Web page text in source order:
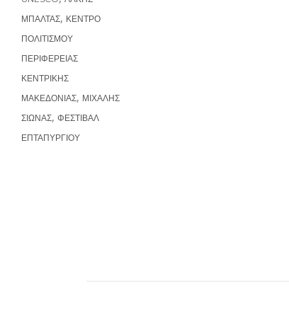
ΜΠΑΛΤΑΣ, ΚΕΝΤΡΟ
ΠΟΛΙΤΙΣΜΟΥ
ΠΕΡΙΦΕΡΕΙΑΣ
ΚΕΝΤΡΙΚΗΣ
ΜΑΚΕΔΟΝΙΑΣ, ΜΙΧΑΛΗΣ
ΣΙΩΝΑΣ, ΦΕΣΤΙΒΑΛ
ΕΠΤΑΠΥΡΓΙΟΥ